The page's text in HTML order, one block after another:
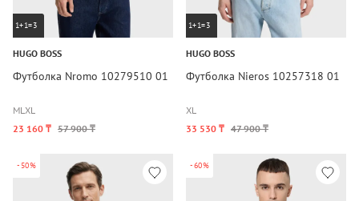
1+1=3
HUGO BOSS
Футболка Nromo 10279510 01
MLXL
23 160 ₸ 57 900 ₸
1+1=3
HUGO BOSS
Футболка Nieros 10257318 01
XL
33 530 ₸ 47 900 ₸
-50% -60%